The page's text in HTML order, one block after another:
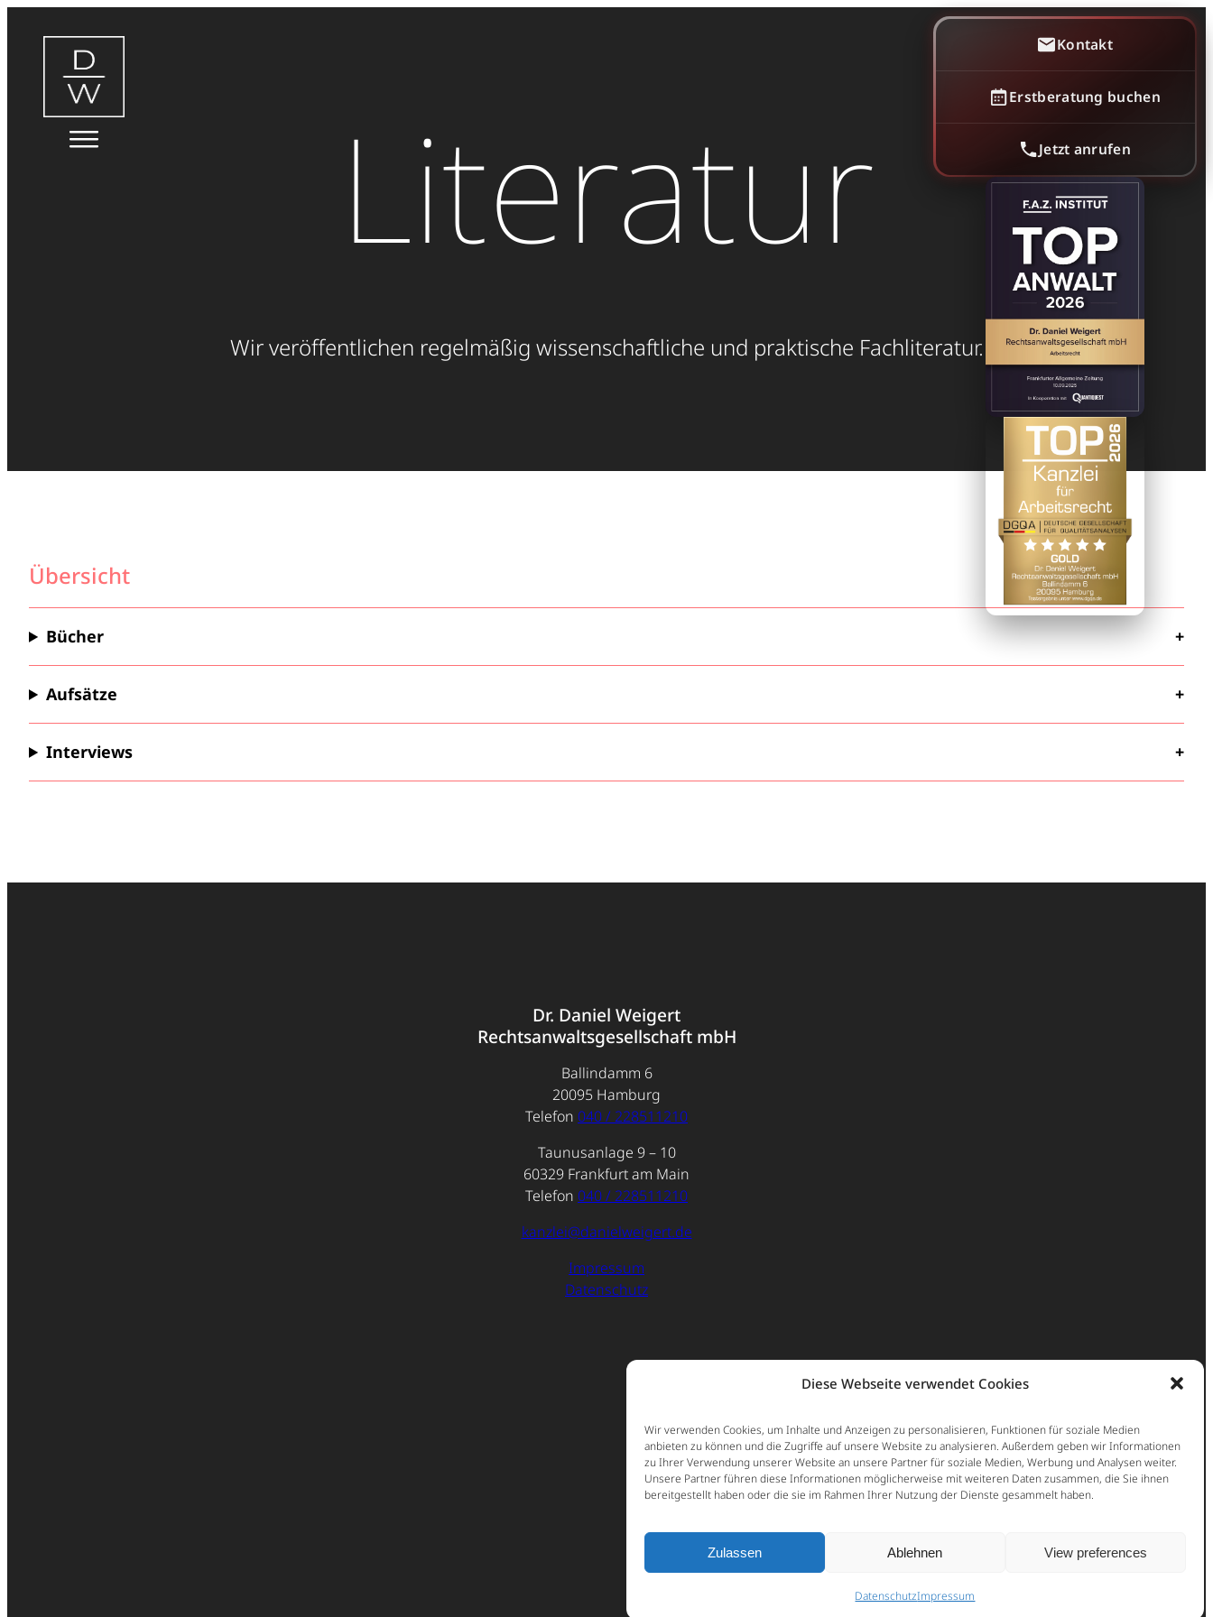
Diese Webseite verwendet Cookies
Wir verwenden Cookies, um Inhalte und Anzeigen zu personalisieren, Funktionen für soziale Medien
anbieten zu können und die Zugriffe auf unsere Website zu analysieren. Außerdem geben wir Informationen
zu Ihrer Verwendung unserer Website an unsere Partner für soziale Medien, Werbung und Analysen weiter.
Unsere Partner führen diese Informationen möglicherweise mit weiteren Daten zusammen, die Sie ihnen
bereitgestellt haben oder die sie im Rahmen Ihrer Nutzung der Dienste gesammelt haben.
Zulassen Ablehnen View preferences
DatenschutzImpressum
Inhalt
Literatur
Wir veröffentlichen regelmäßig wissenschaftliche und praktische Fachliteratur.
Übersicht
Bücher
Aufsätze
Interviews
Dr. Daniel Weigert
Rechtsanwaltsgesellschaft mbH
Ballindamm 6
20095 Hamburg
Telefon 040 / 228511210
Taunusanlage 9 – 10
60329 Frankfurt am Main
Telefon 040 / 228511210
kanzlei@danielweigert.de
Impressum
Datenschutz
Kontakt
Erstberatung buchen
Jetzt anrufen